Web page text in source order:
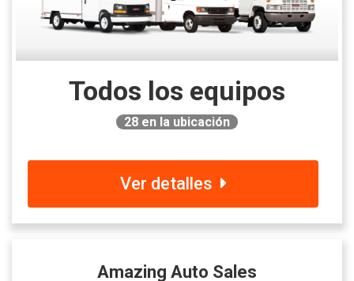
Todos los equipos
28 en la ubicación
Ver detalles
Amazing Auto Sales